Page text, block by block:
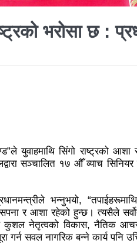
नेतृत्वमा विशाल जनप्रदर्शन
निर्देशित वृत्तचित्र ‘गर्ल्स
समाजद्वारा बेलकोटगढीका ५
महोत्सव : ५ लाख सहभागि, ३०
माओवादीको विशाल सभा: प्रचण्डले
६८ प्रतिशतभन्दा बढी मत:
भरोसा छ :
युवाहमाथि सिंगो राष्ट्रको
सञ्चालित १७ औँ व्याच
भन्नुभयो,
र आशा रहेको हुन्छ। त्यसैले
नेतृत्वको विकास, नैतिक
गर्न सवल नागरिक बन्ने कार्य पनि